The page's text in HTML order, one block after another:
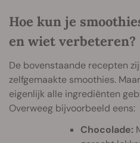
Hoe kun je
en wiet verbeteren?
De bovenstaande recepten
zelfgemaakte smoothies.
eigenlijk alle ingrediënten
Overweeg bijvoorbeeld eens:
Chocolade: